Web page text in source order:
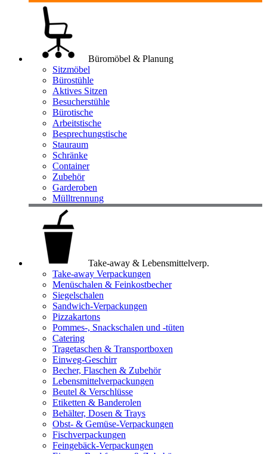
Büromöbel & Planung
Sitzmöbel
Bürostühle
Aktives Sitzen
Besucherstühle
Bürotische
Arbeitstische
Besprechungstische
Stauraum
Schränke
Container
Zubehör
Garderoben
Mülltrennung
Take-away & Lebensmittelverp.
Take-away Verpackungen
Menüschalen & Feinkostbecher
Siegelschalen
Sandwich-Verpackungen
Pizzakartons
Pommes-, Snackschalen und -tüten
Catering
Tragetaschen & Transportboxen
Einweg-Geschirr
Becher, Flaschen & Zubehör
Lebensmittelverpackungen
Beutel & Verschlüsse
Etiketten & Banderolen
Behälter, Dosen & Trays
Obst- & Gemüse-Verpackungen
Fischverpackungen
Feingebäck-Verpackungen